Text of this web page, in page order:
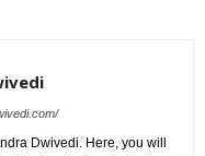
Dwivedi. Here, you will